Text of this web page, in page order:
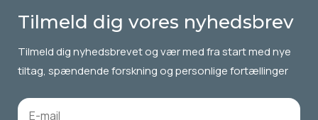
Tilmeld dig vores nyhedsbrev
Tilmeld dignyhedsbrevetog vær med fra start med nye
tiltag, spændende forskning og personlige fortællinger